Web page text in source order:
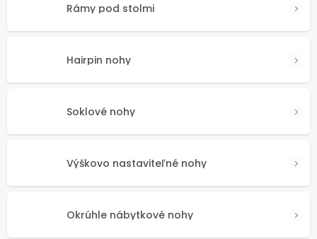
Rámy pod stolmi
Hairpin nohy
Soklové nohy
Výškovo nastaviteľné nohy
Okrúhle nábytkové nohy